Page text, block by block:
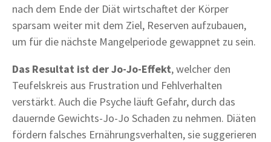
nach dem Ende der Diät wirtschaftet der Körper
sparsam weiter mit dem Ziel, Reserven aufzubauen,
um für die nächste Mangelperiode gewappnet zu sein.
Das Resultat ist der Jo-Jo-Effekt, welcher den
Teufelskreis aus Frustration und Fehlverhalten
verstärkt. Auch die Psyche läuft Gefahr, durch das
dauernde Gewichts-Jo-Jo Schaden zu nehmen. Diäten
fördern falsches Ernährungsverhalten, sie suggerieren